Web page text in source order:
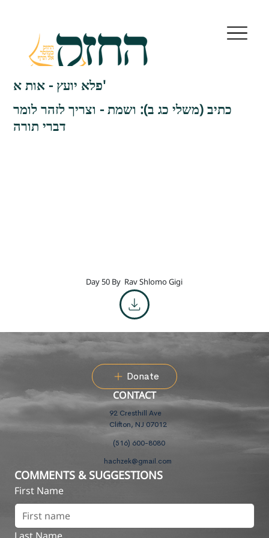
פלא יועץ - אות א'
כתיב (משלי כג ב): ושמת - וצריך לזהר לומר
דברי תורה
Day 50 By Rav Shlomo Gigi
Donate
CONTACT
92 Cresthill Ave
Clifton, NJ 07012
(516) 600-8080
hachzek@gmail.com
COMMENTS & SUGGESTIONS
First Name